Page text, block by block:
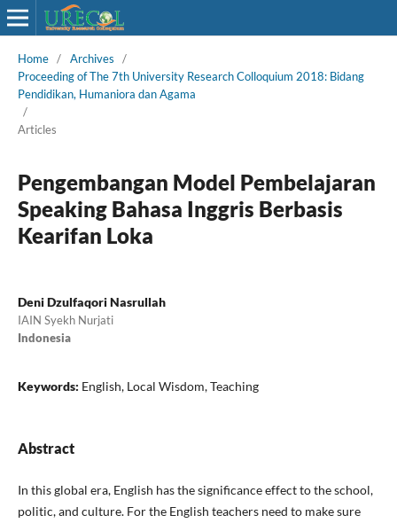
Home / Archives
/
Proceeding of The 7th University Research Colloquium 2018: Bidang
Pendidikan, Humaniora dan Agama
/
Articles
Pengembangan Model Pembelajaran
Speaking Bahasa Inggris Berbasis
Kearifan Loka
Deni Dzulfaqori Nasrullah
IAIN Syekh Nurjati
Indonesia
Keywords: English, Local Wisdom, Teaching
Abstract
In this global era, English has the significance effect to the school,
politic, and culture. For the English teachers need to make sure